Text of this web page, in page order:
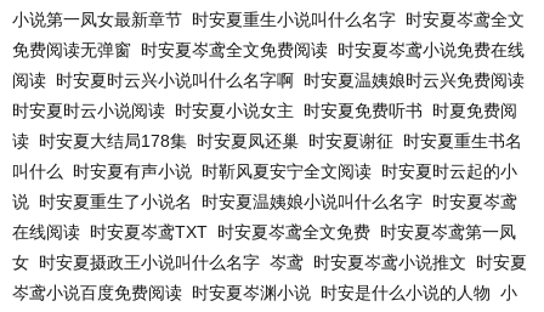
小说第一凤女最新章节 时安夏重生小说叫什么名字 时安夏岑鸢全文
免费阅读无弹窗 时安夏岑鸢全文免费阅读 时安夏岑鸢小说免费在线
阅读 时安夏时云兴小说叫什么名字啊 时安夏温姨娘时云兴免费阅读
时安夏时云小说阅读 时安夏小说女主 时安夏免费听书
时夏免费阅
读 时安夏大结局178集 时安夏凤还巢 时安夏谢征
时安夏重生书名
叫什么
时安夏有声小说 时靳风夏安宁全文阅读 时安夏时云起的小
说 时安夏重生了小说名 时安夏温姨娘小说叫什么名字 时安夏岑鸢
在线阅读 时安夏岑鸢TXT 时安夏岑鸢全文免费 时安夏岑鸢第一凤
女 时安夏摄政王小说叫什么名字 岑鸢 时安夏岑鸢小说推文
时安夏
岑鸢小说百度免费阅读 时安夏岑渊小说 时安是什么小说的人物 小